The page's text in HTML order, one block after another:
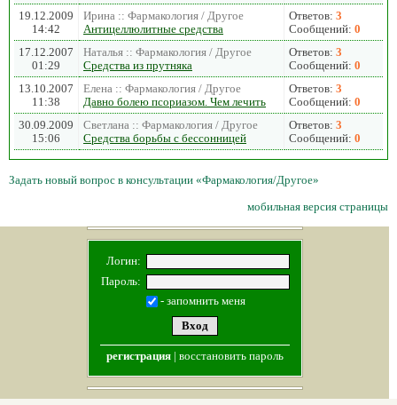
19.12.2009
14:42
Ирина :: Фармакология / Другое
Антицеллюлитные средства
Ответов: 3
Сообщений: 0
17.12.2007
01:29
Наталья :: Фармакология / Другое
Средства из прутняка
Ответов: 3
Сообщений: 0
13.10.2007
11:38
Елена :: Фармакология / Другое
Давно болею псориазом. Чем лечить
Ответов: 3
Сообщений: 0
30.09.2009
15:06
Светлана :: Фармакология / Другое
Средства борьбы с бессонницей
Ответов: 3
Сообщений: 0
Задать новый вопрос в консультации «Фармакология/Другое»
мобильная версия страницы
Логин:
Пароль:
- запомнить меня
регистрация| восстановить пароль